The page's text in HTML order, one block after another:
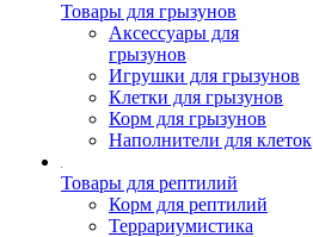
Товары для грызунов
Аксессуары для
грызунов
Игрушки для грызунов
Клетки для грызунов
Корм для грызунов
Наполнители для клеток
Товары для рептилий
Корм для рептилий
Террариумистика